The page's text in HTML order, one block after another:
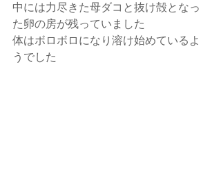
中には力尽きた母ダコと抜け殻となっ
た卵の房が残っていました
体はボロボロになり溶け始めているよ
うでした